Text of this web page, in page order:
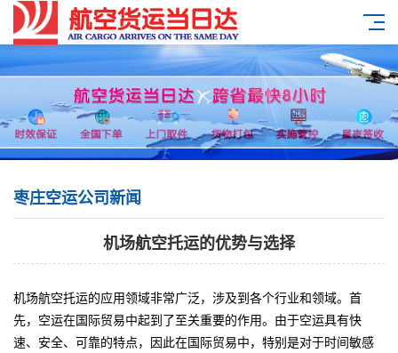
枣庄空运公司新闻
机场航空托运的优势与选择
机场航空托运的应用领域非常广泛，涉及到各个行业和领域。首
先，空运在国际贸易中起到了至关重要的作用。由于空运具有快
速、安全、可靠的特点，因此在国际贸易中，特别是对于时间敏感